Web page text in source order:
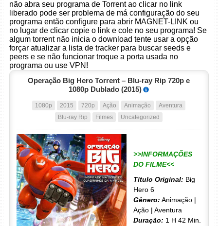
não abra seu programa de Torrent ao clicar no link
liberado pode ser problema de má configuração do seu
programa então configure para abrir MAGNET-LINK ou
no lugar de clicar copie o link e cole no seu programa! Se
algum torrent não inicia o download tente usar a opção
forçar atualizar a lista de tracker para buscar seeds e
peers e se não funcionar troque a porta usada no
programa ou use VPN!
Operação Big Hero Torrent – Blu-ray Rip 720p e
1080p Dublado (2015)
1080p 2015 720p Ação Animação
Aventura
Blu-ray Rip
Filmes Uncategorized
>>INFORMAÇÕES
DO FILME<<
Título Original: Big
Hero 6
Gênero: Animação |
Ação | Aventura
Duração: 1 H 42 Min.